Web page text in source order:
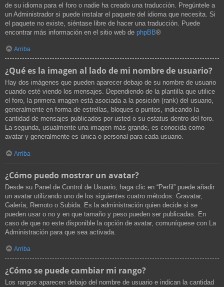
de su idioma para el foro o nadie ha creado una traducción. Pregúntele a
un Administrador si puede instalar el paquete del idioma que necesita. Si
el paquete no existe, siéntase libre de hacer una traducción. Puede
encontrar más información en el sitio web de phpBB®
Arriba
¿Qué es la imagen al lado de mi nombre de usuario?
Hay dos imágenes que pueden aparecer debajo de su nombre de usuario
cuando esté viendo los mensajes. Dependiendo de la plantilla que utilice
el foro, la primera imagen está asociada a la posición (rank) del usuario,
generalmente en forma de estrellas, bloques o puntos, indicando la
cantidad de mensajes publicados por usted o su estatus dentro del foro.
La segunda, usualmente una imagen más grande, es conocida como
avatar y generalmente es única o personal para cada usuario.
Arriba
¿Cómo puedo mostrar un avatar?
Desde su Panel de Control de Usuario, haga clic en “Perfil” puede añadir
un avatar utilizando uno de los siguientes cuatro métodos: Gravatar,
Galería, Remoto o Subida. Es la administración quien decide si se
pueden usar o no y en que tamaño y peso pueden ser publicadas. En
caso de que no este disponible la opción de avatar, comuníquese con La
Administración para que sea activada.
Arriba
¿Cómo se puede cambiar mi rango?
Los rangos aparecen debajo del nombre de usuario e indican la cantidad